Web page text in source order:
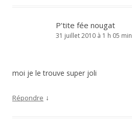
P'tite fée nougat
31 juillet 2010 à 1 h 05 min
moi je le trouve super joli
Répondre ↓